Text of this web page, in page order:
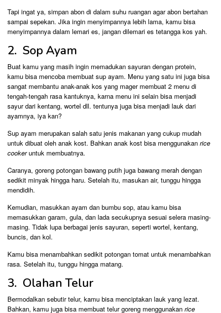
Tapi ingat ya, simpan abon di dalam suhu ruangan agar abon bertahan
sampai sepekan. Jika ingin menyimpannya lebih lama, kamu bisa
menyimpannya dalam lemari es, jangan dilemari es tetangga kos yah.
2. Sop Ayam
Buat kamu yang masih ingin memadukan sayuran dengan protein,
kamu bisa mencoba membuat sup ayam. Menu yang satu ini juga bisa
sangat membantu anak-anak kos yang mager membuat 2 menu di
tengah-tengah rasa kantuknya, karna menu ini selain bisa menjadi
sayur dari kentang, wortel dll. tentunya juga bisa menjadi lauk dari
ayamnya, iya kan?
Sup ayam merupakan salah satu jenis makanan yang cukup mudah
untuk dibuat oleh anak kost. Bahkan anak kost bisa menggunakan rice
cookeruntuk membuatnya.
Caranya, goreng potongan bawang putih juga bawang merah dengan
sedikit minyak hingga haru. Setelah itu, masukan air, tunggu hingga
mendidih.
Kemudian, masukkan ayam dan bumbu sop, atau kamu bisa
memasukkan garam, gula, dan lada secukupnya sesuai selera masing-
masing. Tidak lupa berbagai jenis sayuran, seperti wortel, kentang,
buncis, dan kol.
Kamu bisa menambahkan sedikit potongan tomat untuk menambahkan
rasa. Setelah itu, tunggu hingga matang.
3. Olahan Telur
Bermodalkan sebutir telur, kamu bisa menciptakan lauk yang lezat.
Bahkan, kamu juga bisa membuat telur goreng menggunakan rice